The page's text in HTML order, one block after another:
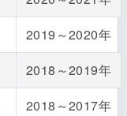
2019～2020年
2018～2019年
2018～2017年